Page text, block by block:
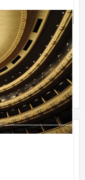
残す「大竹写真事
万円
海外舞台での豊富な
ず丁寧に撮影されて